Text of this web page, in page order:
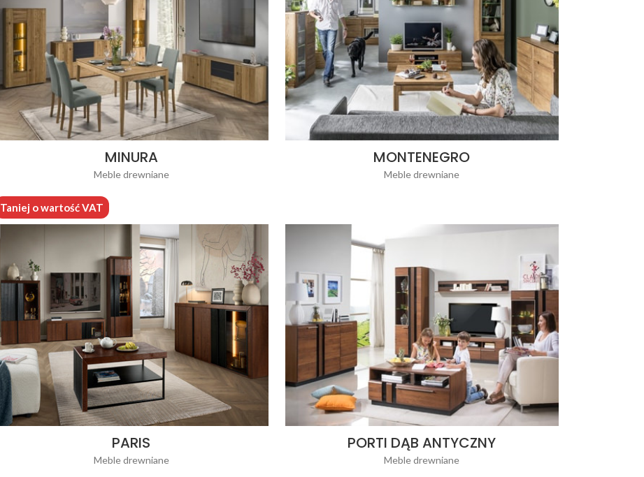
MINURA
Meble drewniane
MONTENEGRO
Meble drewniane
Taniej o wartość VAT
PARIS
Meble drewniane
PORTI DĄB ANTYCZNY
Meble drewniane